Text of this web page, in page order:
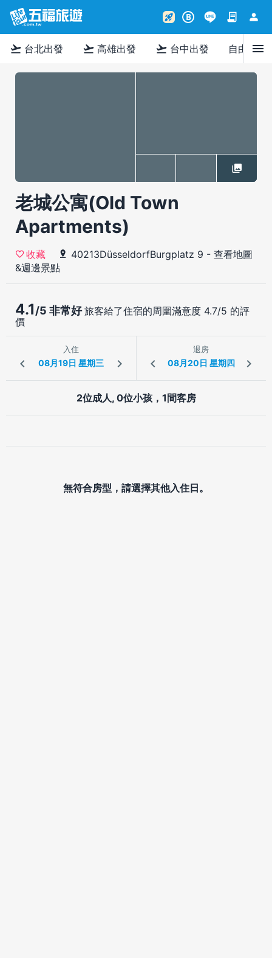
rocket_launch B contract person
flight_takeoff 台北出發 flight_takeoff 高雄出發 flight_takeoff 台中出發 自由行menu
老城公寓(Old Town
Apartments)
收藏 40213DüsseldorfBurgplatz 9 - 查看地圖
&週邊景點
4.1/5 非常好旅客給了住宿的周圍滿意度 4.7/5 的評
價
入住 退房
2位成人, 0位小孩，1間客房
無符合房型，請選擇其他入住日。